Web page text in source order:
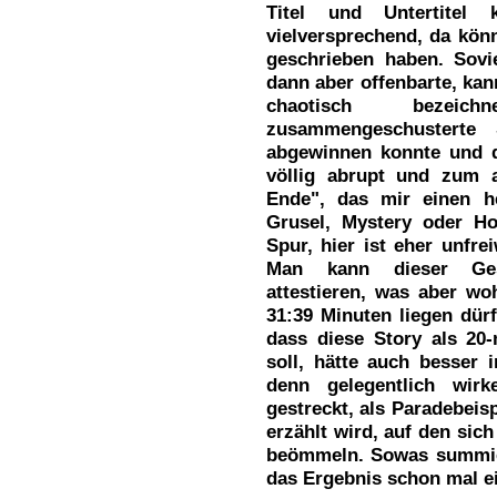
Titel und Untertitel
vielversprechend, da
geschrieben haben.
dann aber offenbarte,
chaotisch
abgewinnen konnte und
völlig abrupt und zum
Ende", das mir einen
Grusel, Mystery oder
Spur, hier ist eher
Man kann dieser
attestieren, was aber
31:39 Minuten liegen
dass diese Story als
soll, hätte auch besser
denn gelegentlich
gestreckt, als
erzählt wird, auf den
beömmeln. Sowas
das Ergebnis schon mal